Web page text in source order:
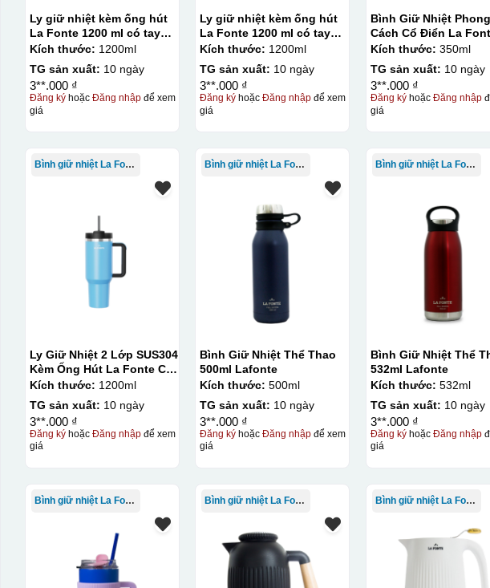
Kiểu hộp:
Hộp xi ấm chén
Ly giữ nhiệt kèm ống hút
La Fonte 1200 ml có tay
cầm – 012317
Kích thước: 1200ml
TG sản xuất: 10 ngày
3**.000 ₫
Đăng kýhoặc Đăng nhậpđể xem
giá
Ly giữ nhiệt kèm ống hút
La Fonte 1200 ml có tay
cầm – 012317
Kích thước: 1200ml
TG sản xuất: 10 ngày
3**.000 ₫
Đăng ký hoặcĐăng nhập để xem
giá
Bình Giữ Nhiệt Phong
Cách Cổ Điển La Fonte
350ml
Kích thước: 350ml
TG sản xuất: 10 ngày
3**.000 ₫
Đăng kýhoặc Đăng nhập
giá
Bình giữ nhiệt La Fonte
Ly Giữ Nhiệt 2 Lớp SUS304
Kèm Ống Hút La Fonte Có
Tay Cầm 1200ml
Kích thước: 1200ml
TG sản xuất: 10 ngày
3**.000 ₫
Đăng kýhoặc Đăng nhậpđể xem
giá
Bình giữ nhiệt La Fonte
Bình Giữ Nhiệt Thể Thao
500ml Lafonte
Kích thước: 500ml
TG sản xuất: 10 ngày
3**.000 ₫
Đăng ký hoặcĐăng nhập để xem
giá
Bình giữ nhiệt La Fonte
Bình Giữ Nhiệt Thể
532ml Lafonte
Kích thước: 532ml
TG sản xuất: 10 ngày
3**.000 ₫
Đăng kýhoặc Đăng nhập
giá
Bình giữ nhiệt La Fonte Bình giữ nhiệt La Fonte Bình giữ nhiệt La Fonte